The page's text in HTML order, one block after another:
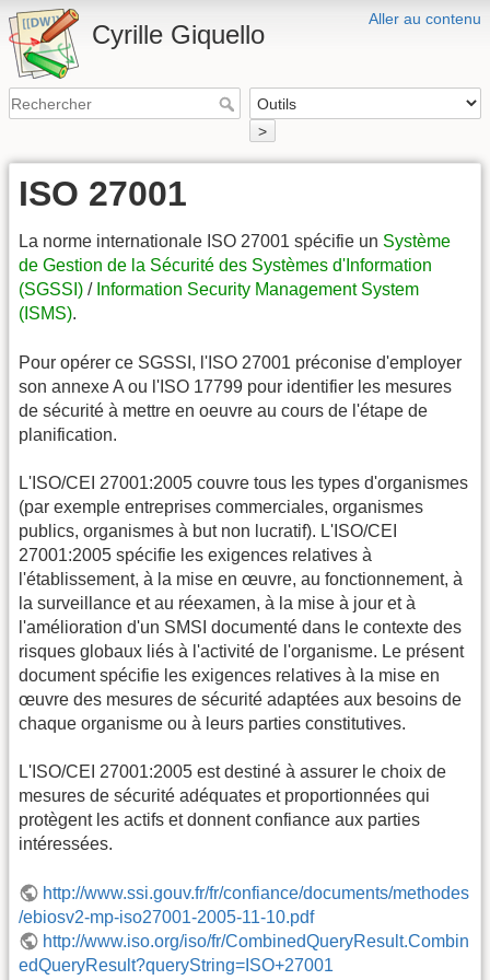
Aller au contenu
Cyrille Giquello
>
ISO 27001
La norme internationale ISO 27001 spécifie un Système
de Gestion de la Sécurité des Systèmes d'Information
(SGSSI) / Information Security Management System
(ISMS).
Pour opérer ce SGSSI, l'ISO 27001 préconise d'employer
son annexe A ou l'ISO 17799 pour identifier les mesures
de sécurité à mettre en oeuvre au cours de l'étape de
planification.
L'ISO/CEI 27001:2005 couvre tous les types d'organismes
(par exemple entreprises commerciales, organismes
publics, organismes à but non lucratif). L'ISO/CEI
27001:2005 spécifie les exigences relatives à
l'établissement, à la mise en œuvre, au fonctionnement, à
la surveillance et au réexamen, à la mise à jour et à
l'amélioration d'un SMSI documenté dans le contexte des
risques globaux liés à l'activité de l'organisme. Le présent
document spécifie les exigences relatives à la mise en
œuvre des mesures de sécurité adaptées aux besoins de
chaque organisme ou à leurs parties constitutives.
L'ISO/CEI 27001:2005 est destiné à assurer le choix de
mesures de sécurité adéquates et proportionnées qui
protègent les actifs et donnent confiance aux parties
intéressées.
http://www.ssi.gouv.fr/fr/confiance/documents/methodes
/ebiosv2-mp-iso27001-2005-11-10.pdf
http://www.iso.org/iso/fr/CombinedQueryResult.Combin
edQueryResult?queryString=ISO+27001